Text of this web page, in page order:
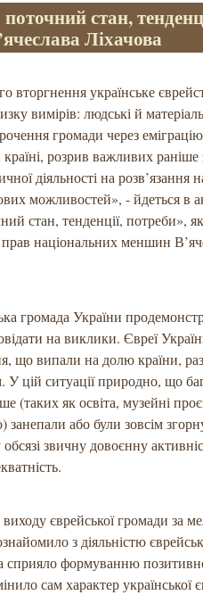
стан,
Ліхачова
вторгнення українське
вимірів: людські й
громади через
розрив важливих раніше
діяльності на розв’язання
можливостей», - йдеться в
стан, тенденції, потреби»,
національних меншин
громада України
на виклики. Євреї
що випали на долю країни,
цій ситуації природно, що
(таких як освіта, музейні
занепали або були зовсім
звичну довоєнну
єврейської громади за
з діяльністю
сприяло формуванню
сам характер української